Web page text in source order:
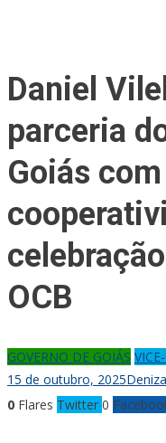
Daniel
parceria
Goiás
OCB
GOVERNO DE GOIÁS
15 de outubro, 2025
0 Flares Twitter 0